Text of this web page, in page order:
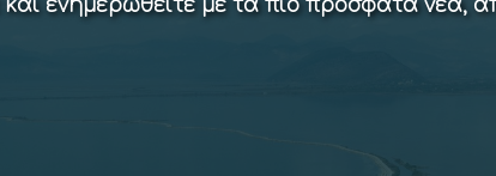
ενημερωθείτε με τα πιο πρόσφατα νέα,